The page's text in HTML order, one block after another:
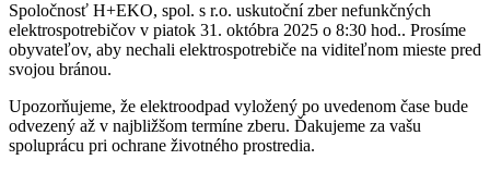
Spoločnosť H+EKO, spol. s r.o. uskutoční zber nefunkčných
elektrospotrebičov v piatok 31. októbra 2025 o 8:30 hod.. Prosíme
obyvateľov, aby nechali elektrospotrebiče na viditeľnom mieste pred
svojou bránou.
Upozorňujeme, že elektroodpad vyložený po uvedenom čase bude
odvezený až v najbližšom termíne zberu. Ďakujeme za vašu
spoluprácu pri ochrane životného prostredia.